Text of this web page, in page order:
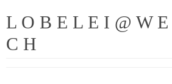
L O B E L E I @ W
C H